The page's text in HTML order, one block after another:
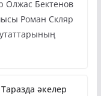
Олжас Бектенов
Роман Скляр
әкелер